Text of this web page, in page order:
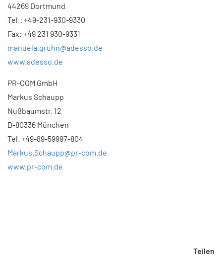
44269 Dortmund
Tel.: +49-231-930-9330
Fax: +49 231 930-9331
manuela.gruhn@adesso.de
www.adesso.de
PR-COM GmbH
Markus Schaupp
Nußbaumstr. 12
D-80336 München
Tel. +49-89-59997-804
Markus.Schaupp@pr-com.de
www.pr-com.de
Teilen